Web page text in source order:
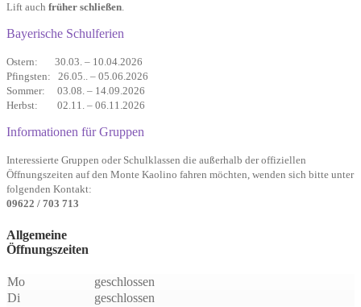
Lift auch früher schließen.
Bayerische Schulferien
Ostern: 30.03. – 10.04.2026
Pfingsten: 26.05.. – 05.06.2026
Sommer: 03.08. – 14.09.2026
Herbst: 02.11. – 06.11.2026
Informationen für Gruppen
Interessierte Gruppen oder Schulklassen die außerhalb der offiziellen
Öffnungszeiten auf den Monte Kaolino fahren möchten, wenden sich bitte unter
folgenden Kontakt:
09622 / 703 713
Allgemeine
Öffnungszeiten
Mo
geschlossen
Di
geschlossen